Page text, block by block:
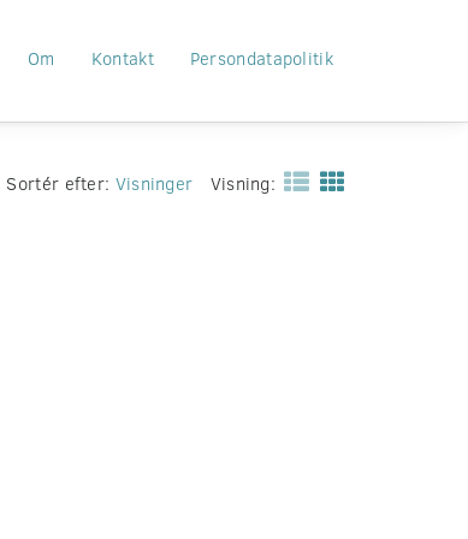
Om Kontakt Persondatapolitik
Sortér efter: Visninger Visning: